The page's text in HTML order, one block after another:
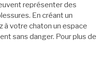
représenter des
En créant un
à votre chaton un espace
sans danger. Pour plus de